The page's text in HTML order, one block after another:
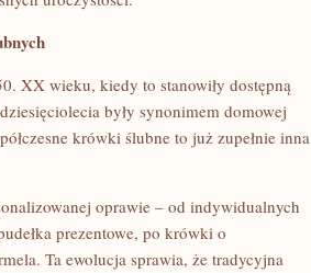
XX wieku, kiedy to stanowiły dostępną
były synonimem domowej
krówki ślubne to już zupełnie inna
oprawie – od indywidualnych
prezentowe, po krówki o
Ta ewolucja sprawia, że tradycyjna